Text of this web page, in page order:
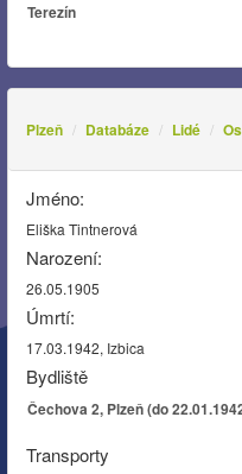
Terezín
Plzeň Databáze Lidé
Jméno:
Eliška Tintnerová
Narození:
26.05.1905
Úmrtí:
17.03.1942, Izbica
Bydliště
Čechova 2, Plzeň (do
Transporty